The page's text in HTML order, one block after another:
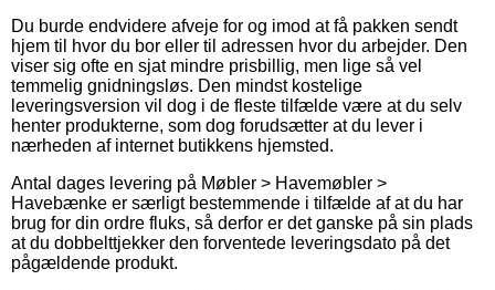
Du burde endvidere afveje for og imod at få pakken sendt
hjem til hvor du bor eller til adressen hvor du arbejder. Den
viser sig ofte en sjat mindre prisbillig, men lige så vel
temmelig gnidningsløs. Den mindst kostelige
leveringsversion vil dog i de fleste tilfælde være at du selv
henter produkterne, som dog forudsætter at du lever i
nærheden af internet butikkens hjemsted.
Antal dages levering på Møbler > Havemøbler >
Havebænke er særligt bestemmende i tilfælde af at du har
brug for din ordre fluks, så derfor er det ganske på sin plads
at du dobbelttjekker den forventede leveringsdato på det
pågældende produkt.